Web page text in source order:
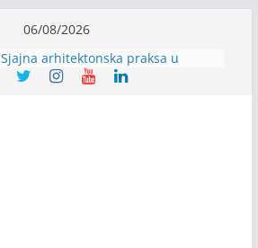
06/08/2026
Sjajna arhitektonska praksa u
Švajcarskoj